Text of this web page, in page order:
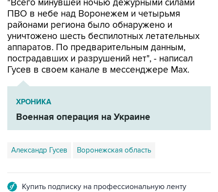
"Всего минувшей ночью дежурными силами
ПВО в небе над Воронежем и четырьмя
районами региона было обнаружено и
уничтожено шесть беспилотных летательных
аппаратов. По предварительным данным,
пострадавших и разрушений нет", - написал
Гусев в своем канале в мессенджере Max.
ХРОНИКА
Военная операция на Украине
Александр Гусев Воронежская область
Купить подписку на профессиональную ленту